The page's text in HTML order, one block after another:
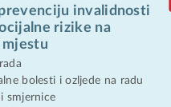
invalidnosti
rizike na
mjestu
bolesti i ozljede na radu
smjernice